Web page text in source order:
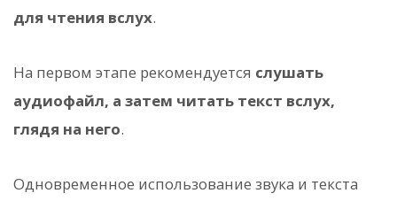
для чтения вслух.
На первом этапе рекомендуется слушать
аудиофайл, а затем читать текст вслух,
глядя на него.
Одновременное использование звука и текста